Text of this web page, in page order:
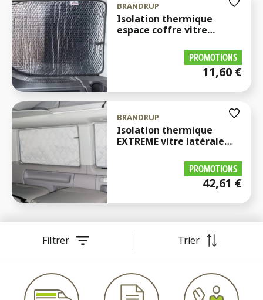
BRANDRUP
Isolation thermique
espace coffre vitre
PROMOTIONS
11,60 €
BRANDRUP
Isolation thermique
EXTREME vitre latérale
arrière T5/T6/T6.1PROMOTIONS
42,61 €
Filtrer Trier